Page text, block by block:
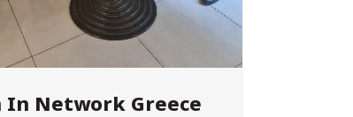
In Network Greece